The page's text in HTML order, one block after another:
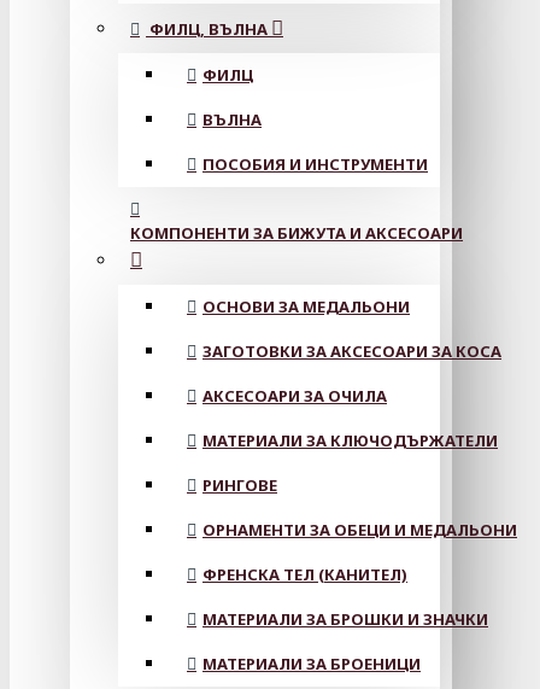
ФИЛЦ, ВЪЛНА
ФИЛЦ
ВЪЛНА
ПОСОБИЯ И ИНСТРУМЕНТИ
КОМПОНЕНТИ ЗА БИЖУТА И АКСЕСОАРИ
ОСНОВИ ЗА МЕДАЛЬОНИ
ЗАГОТОВКИ ЗА АКСЕСОАРИ ЗА КОСА
АКСЕСОАРИ ЗА ОЧИЛА
МАТЕРИАЛИ ЗА КЛЮЧОДЪРЖАТЕЛИ
РИНГОВЕ
ОРНАМЕНТИ ЗА ОБЕЦИ И МЕДАЛЬОНИ
ФРЕНСКА ТЕЛ (КАНИТЕЛ)
МАТЕРИАЛИ ЗА БРОШКИ И ЗНАЧКИ
МАТЕРИАЛИ ЗА БРОЕНИЦИ